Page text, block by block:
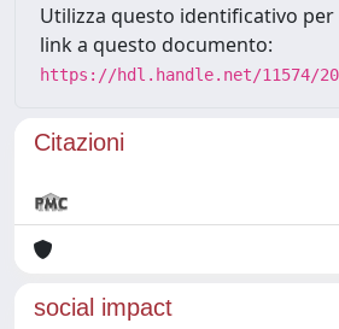
Utilizza questo identificativo
link a questo documento:
https://hdl.handle.net/11574/
Citazioni
social impact